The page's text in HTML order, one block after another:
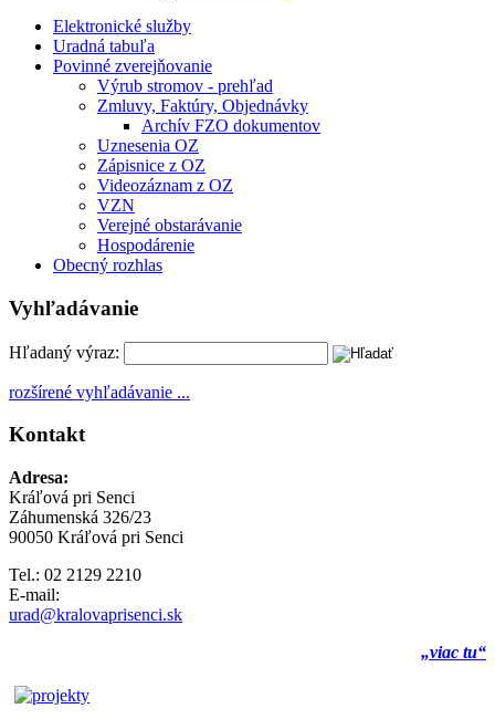
Elektronické služby
Uradná tabuľa
Povinné zverejňovanie
Výrub stromov - prehľad
Zmluvy, Faktúry, Objednávky
Archív FZO dokumentov
Uznesenia OZ
Zápisnice z OZ
Videozáznam z OZ
VZN
Verejné obstarávanie
Hospodárenie
Obecný rozhlas
Vyhľadávanie
Hľadaný výraz:
rozšírené vyhľadávanie ...
Kontakt
Adresa:
Kráľová pri Senci
Záhumenská 326/23
90050 Kráľová pri Senci
Tel.: 02 2129 2210
E-mail:
urad@kralovaprisenci.sk
„viac tu“